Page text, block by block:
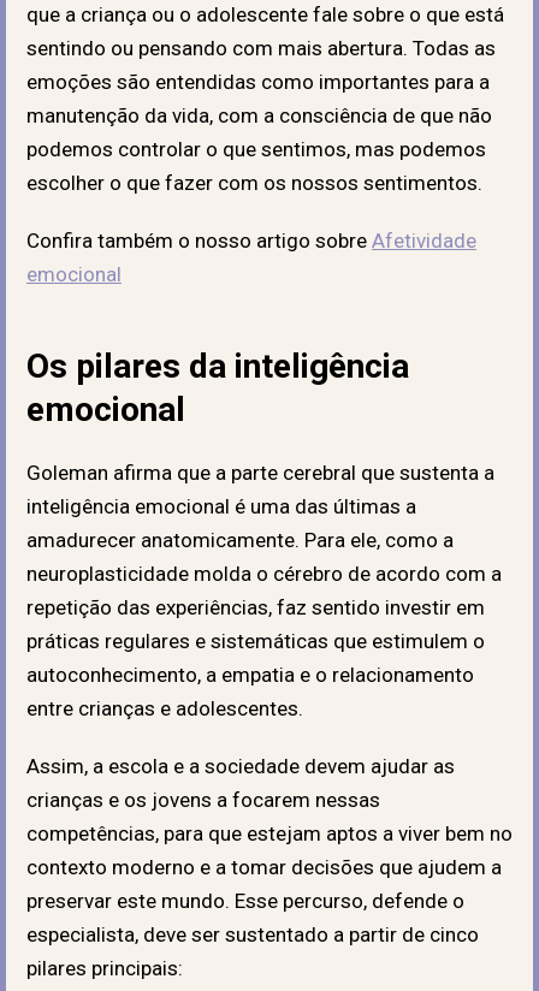
que a criança ou o adolescente fale sobre o que está
sentindo ou pensando com mais abertura. Todas as
emoções são entendidas como importantes para a
manutenção da vida, com a consciência de que não
podemos controlar o que sentimos, mas podemos
escolher o que fazer com os nossos sentimentos.
Confira também o nosso artigo sobre Afetividade
emocional
Os pilares da inteligência
emocional
Goleman afirma que a parte cerebral que sustenta a
inteligência emocional é uma das últimas a
amadurecer anatomicamente. Para ele, como a
neuroplasticidade molda o cérebro de acordo com a
repetição das experiências, faz sentido investir em
práticas regulares e sistemáticas que estimulem o
autoconhecimento, a empatia e o relacionamento
entre crianças e adolescentes.
Assim, a escola e a sociedade devem ajudar as
crianças e os jovens a focarem nessas
competências, para que estejam aptos a viver bem no
contexto moderno e a tomar decisões que ajudem a
preservar este mundo. Esse percurso, defende o
especialista, deve ser sustentado a partir de cinco
pilares principais: